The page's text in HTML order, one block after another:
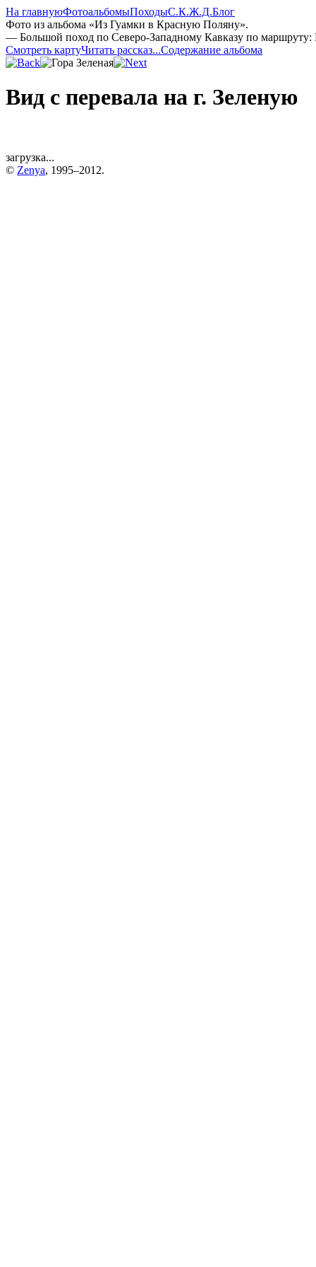
На главнуюФотоальбомыПоходыС.К.Ж.Д.Блог
Фото из альбома «Из Гуамки в Красную Поляну».
— Большой поход по Северо-Западному Кавказу по
Смотреть картуЧитать рассказ...Содержание альбома
Вид с перевала на г. Зеленую
загрузка...
© Zenya, 1995–2012.